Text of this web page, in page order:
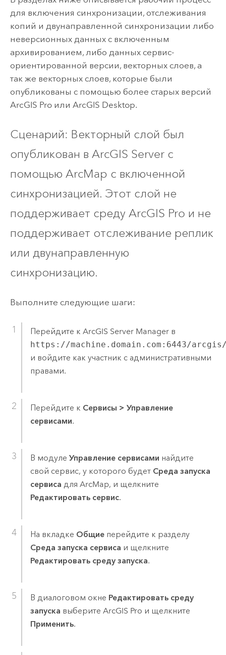
для включения синхронизации, отслеживания
копий и двунаправленной синхронизации либо
неверсионных данных с включенным
архивированием, либо данных сервис-
ориентированной версии, векторных слоев, а
так же векторных слоев, которые были
опубликованы с помощью более старых версий
ArcGIS Proили ArcGIS Desktop.
Сценарий: Векторный слой был
опубликован в ArcGIS Serverс
помощью ArcMap с включенной
синхронизацией. Этот слой не
поддерживает среду ArcGIS Pro и не
поддерживает отслеживание реплик
или двунаправленную
синхронизацию.
Выполните следующие шаги:
Перейдите к ArcGIS Server Managerв
https://machine.domain.com:6443/arcgis/
и войдите как участник с административными
правами.
Перейдите к Сервисы > Управление
сервисами.
В модуле Управление сервисами найдите
свой сервис, у которого будет Среда запуска
сервиса для ArcMap, и щелкните
Редактировать сервис.
На вкладке Общиеперейдите к разделу
Среда запуска сервиса и щелкните
Редактировать среду запуска.
В диалоговом окне Редактировать среду
запуска выберите ArcGIS Pro и щелкните
Применить.